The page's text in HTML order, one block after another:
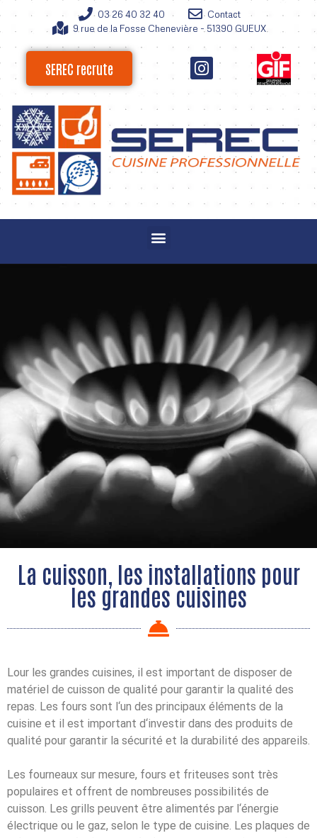
03 26 40 32 40
Contact
9 rue de la Fosse Chenevière - 51390 GUEUX
SEREC recrute
La cuisson, les installations pour
les grandes cuisines
Lour les grandes cuisines, il est important de disposer de
matériel de cuisson de qualité pour garantir la qualité des
repas Les fours sont l‘un des principaux éléments de la
cuisine et il est important d‘investir dans des produits de
qualité pour garantir la sécurité et la durabilité des appareils
Les fourneaux sur mesure, fours et friteuses sont très
populaires et offrent de nombreuses possibilités de
cuisson Les grills peuvent être alimentés par l‘énergie
électrique ou le gaz, selon le type de cuisine Les plaques de